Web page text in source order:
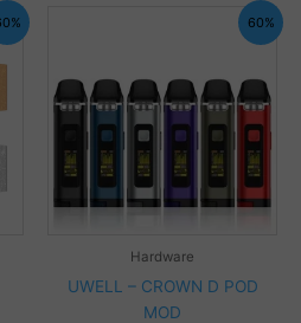
60%
Hardware
UWELL – CROWN D POD
MOD